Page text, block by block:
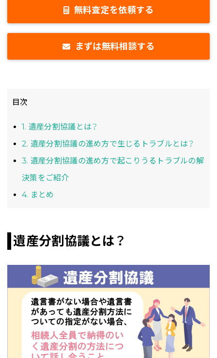
無料査定を依頼する
まずは無料相談する
目次
1. 遺産分割協議とは？
2. 遺産分割協議の進め方で生じるトラブルとは？
3. 遺産分割協議の進め方で起こりうるトラブルの解
決策をご紹介
4. まとめ
遺産分割協議とは？